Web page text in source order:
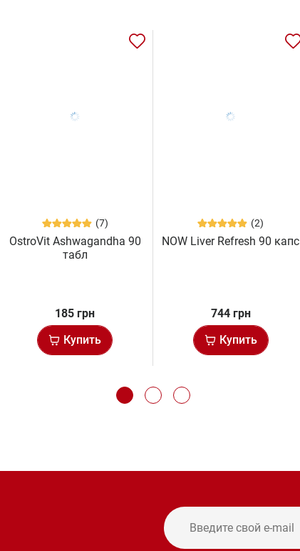
(7)
OstroVit Ashwagandha 90
табл
185 грн
Купить
(2)
NOW Liver Refresh 90 капс
744 грн
Купить